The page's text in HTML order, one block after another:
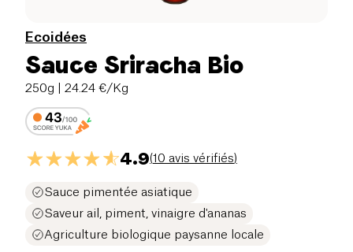
Ecoidées
Sauce Sriracha Bio
250g | 24.24 €/Kg
4.9(10 avis vérifiés)
Sauce pimentée asiatique
Saveur ail, piment, vinaigre d'ananas
Agriculture biologique paysanne locale